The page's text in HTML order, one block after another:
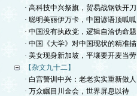
· 高科技中兴祭旗，贸易战钢铁开刀
· 聪明美丽伊万卡，中国谚语顶呱呱
· 中国没有执政党，逻辑自洽伪命题
· 中国《大学》对中国现状的精准描
· 美女现身新加坡，平壤要开麦当劳
【杂文九十二】
· 白宫警训中兴：老老实实重新做人
· 万众瞩目川金会，世界屏息以待